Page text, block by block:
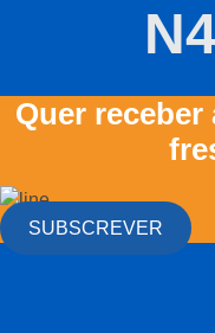
Quer
SUBSCREVER